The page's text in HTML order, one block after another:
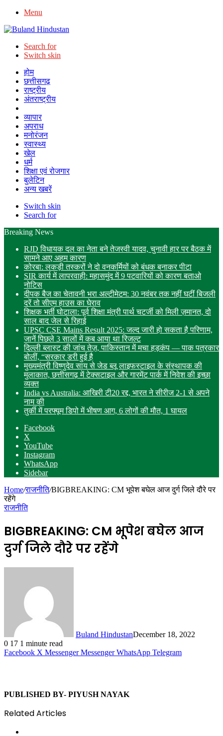
Menu
Search for
Switch skin
होम
छत्तीसगढ़
राष्ट्रीय
अंतराष्ट्रीय
व्यापार
अपराध
मनोरंजन
स्वास्थ्य
खेल
धर्म
शिक्षा एवं रोजगार
बुलेटिन
अन्य खबरें
Switch skin
Search for
Breaking News
RJD विधायक दल का नेता बने तेजस्वी यादव, चुनावी हार पर बैठक में
सामने आए अहम कारण
कोरबा: लकड़ी तस्करों ने दो वनकर्मियों को बंधक बनाकर पीटा
SIR कार्य में लापरवाही: महासमुंद में 9 पटवारियों को कारण बताओ
नोटिस
दीपक बैज का चेतावनी भरा अल्टीमेटम: 30 नवंबर तक नहीं घटीं बिजली
दरें तो सीएम हाउस का घेराव
शिक्षक भर्ती घोटाला: पूर्व शिक्षा मंत्री पार्थ चटर्जी को मिली ज़मानत, दो
साल बाद जेल से रिहाई
UPSC CSE Mains Result 2025: जल्द जारी हो सकता है परिणाम,
जानें पिछले 3 सालों में कब आया था रिजल्ट
दिल्ली ब्लास्ट की जांच तेज़, पाकिस्तान में मचा हड़कंप — पाक पत्रकार
बोलीं, “सरकार डरी हुई है
मुख्यमंत्री विष्णुदेव साय से जेड ब्लू लाइफस्टाइल के संस्थापक की
मुलाकात, छत्तीसगढ़ में टेक्सटाइल और गारमेंट पार्क में निवेश की इच्छा
व्यक्त
India vs Australia: आखिरी टी20 रद्द, भारत ने सीरीज 2-1 से अपने
नाम की
तुर्की में परफ्यूम डिपो में भीषण आग, 6 लोगों की मौत, 1 घायल
Facebook
X
YouTube
Instagram
WhatsApp
Sidebar
Home/राजनीति/BIGBREAKING: CM भूपेश बघेल आज दुर्ग जिले दौरे पर
रहेंगे
राजनीति
BIGBREAKING: CM भूपेश बघेल आज
दुर्ग जिले दौरे पर रहेंगे
Buland HindustanDecember 18, 2022
0 17 1 minute read
Facebook X Messenger Messenger WhatsApp Telegram
PUBLISHED BY- PIYUSH NAYAK
Related Articles